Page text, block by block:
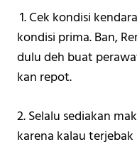
kondisi prima. Ban,
dulu deh buat
kan repot.
2. Selalu sediakan
karena kalau